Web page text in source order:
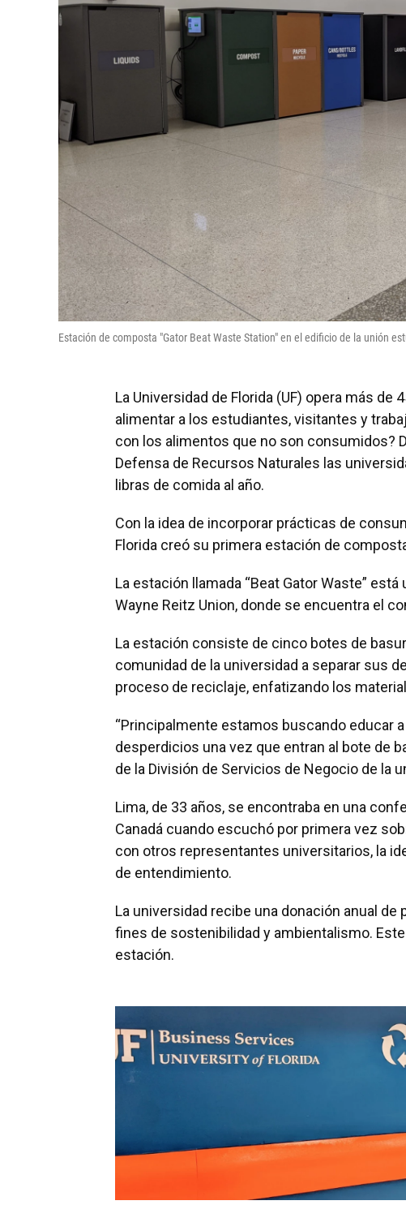
Estación de composta "Gator Beat Waste Station" en el edificio de la unión
La Universidad de Florida (UF) opera más
alimentar a los estudiantes, visitantes y
con los alimentos que no son consumidos?
Defensa de Recursos Naturales las
libras de comida al año.
Con la idea de incorporar prácticas de
Florida creó su primera estación de
La estación llamada “Beat Gator Waste”
Wayne Reitz Union, donde se encuentra el
La estación consiste de cinco botes de
comunidad de la universidad a separar sus
proceso de reciclaje, enfatizando los
“Principalmente estamos buscando educar
desperdicios una vez que entran al bote de
de la División de Servicios de Negocio de la
Lima, de 33 años, se encontraba en una
Canadá cuando escuchó por primera vez
con otros representantes universitarios, la
de entendimiento.
La universidad recibe una donación anual
fines de sostenibilidad y ambientalismo.
estación.